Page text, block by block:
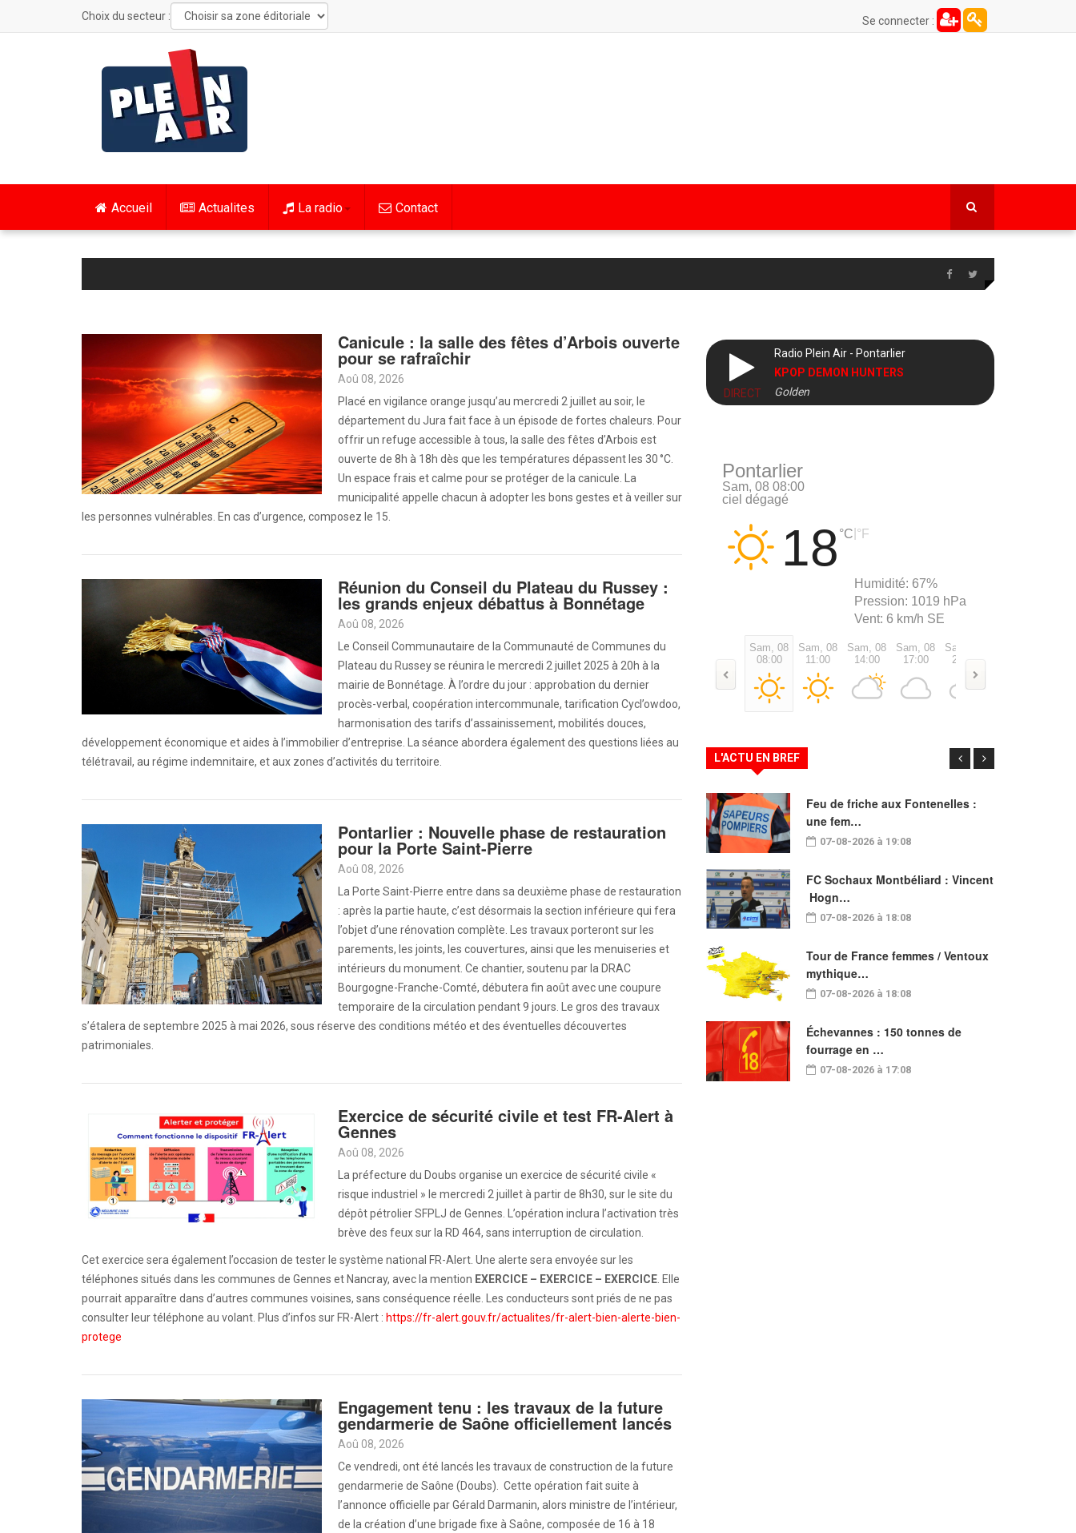
Choix du secteur : Se connecter :
Accueil Actualites La radio Contact
Canicule : la salle des fêtes d’Arbois ouverte
pour se rafraîchir
Aoû 08, 2026
Placé en vigilance orange jusqu’au mercredi 2 juillet au soir, le
département du Jura fait face à un épisode de fortes chaleurs. Pour
offrir un refuge accessible à tous, la salle des fêtes d’Arbois est
ouverte de 8h à 18h dès que les températures dépassent les 30 °C.
Un espace frais et calme pour se protéger de la canicule. La
municipalité appelle chacun à adopter les bons gestes et à veiller sur
les personnes vulnérables. En cas d’urgence, composez le 15.
Réunion du Conseil du Plateau du Russey :
les grands enjeux débattus à Bonnétage
Aoû 08, 2026
Le Conseil Communautaire de la Communauté de Communes du
Plateau du Russey se réunira le mercredi 2 juillet 2025 à 20h à la
mairie de Bonnétage. À l’ordre du jour : approbation du dernier
procès-verbal, coopération intercommunale, tarification Cycl’owdoo,
harmonisation des tarifs d’assainissement, mobilités douces,
développement économique et aides à l’immobilier d’entreprise. La séance abordera également des questions liées au
télétravail, au régime indemnitaire, et aux zones d’activités du territoire.
Pontarlier : Nouvelle phase de restauration
pour la Porte Saint-Pierre
Aoû 08, 2026
La Porte Saint-Pierre entre dans sa deuxième phase de restauration
: après la partie haute, c’est désormais la section inférieure qui fera
l’objet d’une rénovation complète. Les travaux porteront sur les
parements, les joints, les couvertures, ainsi que les menuiseries et
intérieurs du monument. Ce chantier, soutenu par la DRAC
Bourgogne-Franche-Comté, débutera fin août avec une coupure
temporaire de la circulation pendant 9 jours. Le gros des travaux
s’étalera de septembre 2025 à mai 2026, sous réserve des conditions météo et des éventuelles découvertes
patrimoniales.
Exercice de sécurité civile et test FR-Alert à
Gennes
Aoû 08, 2026
La préfecture du Doubs organise un exercice de sécurité civile «
risque industriel » le mercredi 2 juillet à partir de 8h30, sur le site du
dépôt pétrolier SFPLJ de Gennes. L’opération inclura l’activation très
brève des feux sur la RD 464, sans interruption de circulation.
Cet exercice sera également l’occasion de tester le système national FR-Alert. Une alerte sera envoyée sur les
téléphones situés dans les communes de Gennes et Nancray, avec la mention EXERCICE – EXERCICE – EXERCICE . Elle
pourrait apparaître dans d’autres communes voisines, sans conséquence réelle. Les conducteurs sont priés de ne pas
consulter leur téléphone au volant. Plus d’infos sur FR-Alert : https://fr-alert.gouv.fr/actualites/fr-alert-bien-alerte-bien-
protege
Engagement tenu : les travaux de la future
gendarmerie de Saône officiellement lancés
Aoû 08, 2026
Ce vendredi, ont été lancés les travaux de construction de la future
gendarmerie de Saône (Doubs). Cette opération fait suite à
l’annonce officielle par Gérald Darmanin, alors ministre de l’intérieur,
de la création d’une brigade fixe à Saône, composée de 16 à 18
DIRECT
Radio Plein Air - Pontarlier
KPOP DEMON HUNTERS
Golden
Pontarlier
Sam, 08 08:00
ciel dégagé
18 °C °F
Humidité: 67%
Pression: 1019 hPa
Vent: 6 km/h SE
Sam, 08
08:00
Sam, 08
11:00
Sam, 08
14:00
Sam, 08
17:00
Sam, 08
20:00
L'ACTU EN BREF
Feu de friche aux Fontenelles :
une fem…
07-08-2026 à 19:08
FC Sochaux Montbéliard : Vincent
Hogn…
07-08-2026 à 18:08
Tour de France femmes / Ventoux
mythique…
07-08-2026 à 18:08
Échevannes : 150 tonnes de
fourrage en …
07-08-2026 à 17:08